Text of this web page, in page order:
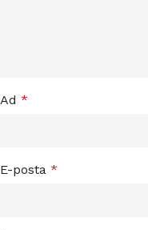
Ad *
E-posta *